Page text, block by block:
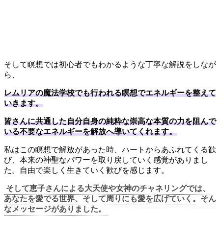
そして瞑想では初心者でもわかるような丁寧な解説をしなが
ら、
レムリアの魔法学校でも行われる瞑想でエネルギーを整えて
いきます。
皆さんに共通した自分自身の純粋な崇高な本質の力を阻んで
いる不要なエネルギーを解放へ導いてくれます。
私はこの瞑想で解放があった時、ハートからあふれてくる歓
び、本来の神聖なパワーを取り戻していく感覚がありまし
た。自由で楽しく生きていく歓びを感じます。
そして恵子さんによる大天使や女神のチャネリングでは、
あなたを愛でる世界、そして周りにも愛を広げていく。そん
なメッセージがありました。